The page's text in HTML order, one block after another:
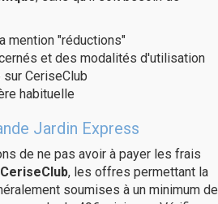
mention "réductions"
et des modalités d'utilisation
CeriseClub
habituelle
Jardin Express
de ne pas avoir à payer les frais
, les offres permettant la
soumises à un minimum de